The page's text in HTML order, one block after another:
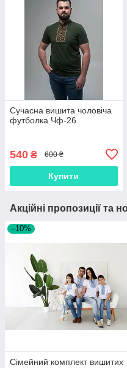
Сучасна вишита чоловіча
футболка Чф-26
540 ₴ 600 ₴
Купити
Акційні пропозиції та
–10%
Сімейний комплект вишитих